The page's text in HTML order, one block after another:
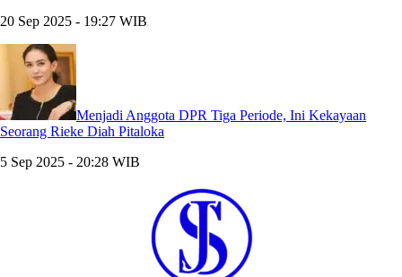
20 Sep 2025 - 19:27 WIB
Menjadi Anggota DPR Tiga Periode, Ini Kekayaan
Seorang Rieke Diah Pitaloka
5 Sep 2025 - 20:28 WIB